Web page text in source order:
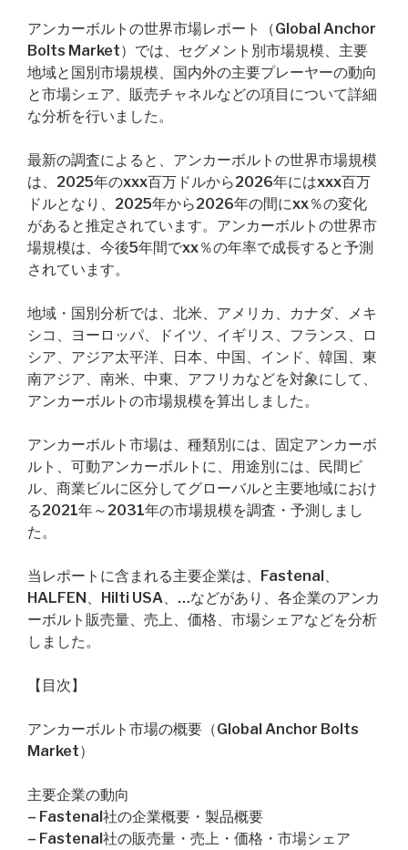
アンカーボルトの世界市場レポート（Global Anchor
Bolts Market）では、セグメント別市場規模、主要
地域と国別市場規模、国内外の主要プレーヤーの動向
と市場シェア、販売チャネルなどの項目について詳細
な分析を行いました。
最新の調査によると、アンカーボルトの世界市場規模
は、2025年のxxx百万ドルから2026年にはxxx百万
ドルとなり、2025年から2026年の間にxx％の変化
があると推定されています。アンカーボルトの世界市
場規模は、今後5年間でxx％の年率で成長すると予測
されています。
地域・国別分析では、北米、アメリカ、カナダ、メキ
シコ、ヨーロッパ、ドイツ、イギリス、フランス、ロ
シア、アジア太平洋、日本、中国、インド、韓国、東
南アジア、南米、中東、アフリカなどを対象にして、
アンカーボルトの市場規模を算出しました。
アンカーボルト市場は、種類別には、固定アンカーボ
ルト、可動アンカーボルトに、用途別には、民間ビ
ル、商業ビルに区分してグローバルと主要地域におけ
る2021年～2031年の市場規模を調査・予測しまし
た。
当レポートに含まれる主要企業は、Fastenal、
HALFEN、Hilti USA、…などがあり、各企業のアンカ
ーボルト販売量、売上、価格、市場シェアなどを分析
しました。
【目次】
アンカーボルト市場の概要（Global Anchor Bolts
Market）
主要企業の動向
– Fastenal社の企業概要・製品概要
– Fastenal社の販売量・売上・価格・市場シェア